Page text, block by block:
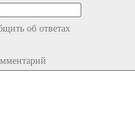
об ответах